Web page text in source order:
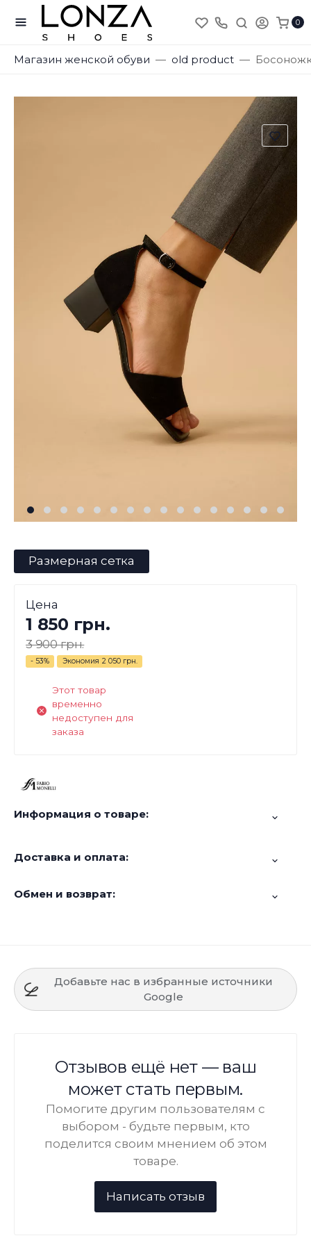
0
Магазин женской обуви old product
Размерная сетка
Цена
1 850 грн.
3 900 грн.
- 53% Экономия 2 050 грн.
Этот товар
временно
недоступен для
заказа
Информация о товаре:
Доставка и оплата:
Обмен и возврат:
Добавьте нас в избранные источники
Google
Отзывов ещё нет — ваш
может стать первым.
Помогите другим пользователям с
выбором - будьте первым, кто
поделится своим мнением об этом
товаре.